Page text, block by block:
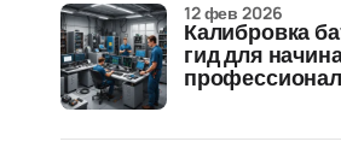
Калибровка
гид для
12 фев 2026